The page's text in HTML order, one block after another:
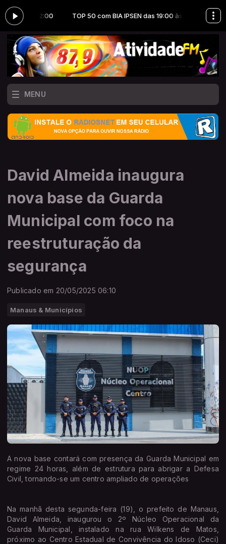
às 22:00 TOP 50 com BIA IPSEN das 19:00 às 22:00
MENU
David Almeida inaugura
nova base da Guarda
Municipal com foco na
reestruturação da
segurança
Publicado em 20/05/2025 06:10
Manaus & Municípios
A nova base contará com presença da Guarda Municipal em
regime 24 horas, além de estrutura para abrigar a Defesa
Civil, tornando-se um centro ampliado de operações
Na manhã desta segunda-feira (19), o prefeito de Manaus,
David Almeida, inaugurou o 2º Núcleo Operacional da
Guarda Municipal, instalado na rua Wilkens de Matos,
próximo ao Centro Estadual de Convivência do Idoso (Ceci)